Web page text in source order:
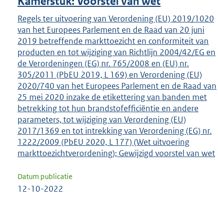
Regels ter uitvoering van Verordening (EU) 2019/1020
van het Europees Parlement en de Raad van 20 juni
2019 betreffende markttoezicht en conformiteit van
producten en tot wijziging van Richtlijn 2004/42/EG en
de Verordeningen (EG) nr. 765/2008 en (EU) nr.
305/2011 (PbEU 2019, L 169) en Verordening (EU)
2020/740 van het Europees Parlement en de Raad van
25 mei 2020 inzake de etikettering van banden met
betrekking tot hun brandstofefficiëntie en andere
parameters, tot wijziging van Verordening (EU)
2017/1369 en tot intrekking van Verordening (EG) nr.
1222/2009 (PbEU 2020, L 177) (Wet uitvoering
markttoezichtverordening); Gewijzigd voorstel van wet
Datum publicatie
12-10-2022